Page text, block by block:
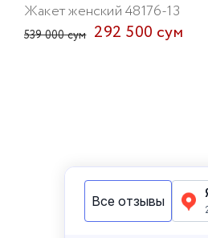
Жакет женский 48176-13
539 000 сум 292 500 сум